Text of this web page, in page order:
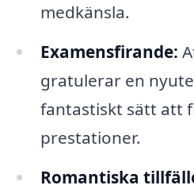
medkänsla.
Examensfirande:
gratulerar en
fantastiskt sätt att
prestationer.
Romantiska